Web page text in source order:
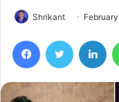
Shrikant